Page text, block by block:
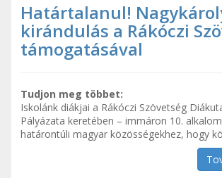
Határtalanul!
kirándulás a Rákóczi
támogatásával
Tudjon meg többet:
Iskolánk diákjai a Rákóczi Szövetség
Pályázata keretében – immáron 10.
határontúli magyar közösségekhez, hogy